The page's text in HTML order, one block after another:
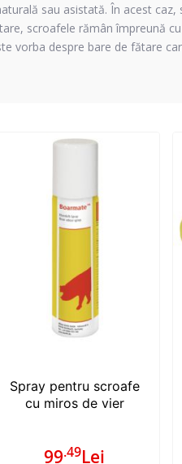
sau asistată. În acest
scroafele rămân împreună
vorba despre bare de fătare
Spray pentru scroafe
cu miros de vier
99.49Lei